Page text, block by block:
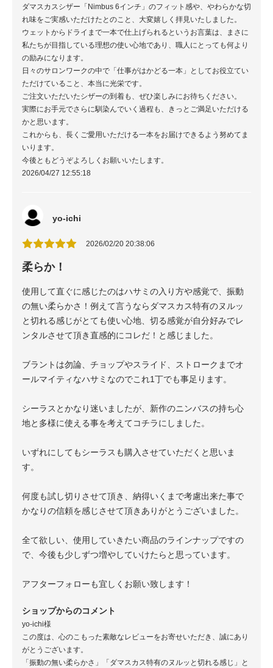
ダマスカスシザー「Nimbus 6インチ」のフィット感や、やわらかな切
れ味をご実感いただけたとのこと、大変嬉しく拝見いたしました。
ウェットからドライまで一本で仕上げられるというお言葉は、まさに
私たちが目指している理想の使い心地であり、職人にとっても何より
の励みになります。
日々のサロンワークの中で「仕事がはかどる一本」としてお役立てい
ただけていること、本当に光栄です。
ご注文いただいたシザーの到着も、ぜひ楽しみにお待ちください。
実際にお手元でさらに馴染んでいく過程も、きっとご満足いただける
かと思います。
これからも、長くご愛用いただける一本をお届けできるよう努めてま
いります。
今後ともどうぞよろしくお願いいたします。
2026/04/27 12:55:18
yo-ichi
2026/02/20 20:38:06
柔らか！
使用して直ぐに感じたのはハサミの入り方や感覚で、振動
の無い柔らかさ！例えて言うならダマスカス特有のヌルッ
と切れる感じがとても使い心地、切る感覚が自分好みでレ
ンタルさせて頂き直感的にコレだ！と感じました。
ブラントは勿論、チョップやスライド、ストロークまでオ
ールマイティなハサミなのでこれ1丁でも事足ります。
シーラスとかなり迷いましたが、新作のニンバスの持ち心
地と多様に使える事を考えてコチラにしました。
いずれにしてもシーラスも購入させていただくと思いま
す。
何度も試し切りさせて頂き、納得いくまで考慮出来た事で
かなりの信頼を感じさせて頂きありがとうございました。
全て欲しい、使用していきたい商品のラインナップですの
で、今後も少しずつ増やしていけたらと思っています。
アフターフォローも宜しくお願い致します！
ショップからのコメント
yo-ichi様
この度は、心のこもった素敵なレビューをお寄せいただき、誠にあり
がとうございます。
「振動の無い柔らかさ」「ダマスカス特有のヌルッと切れる感じ」と